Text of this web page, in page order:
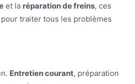
et la réparation de freins, ces
traiter tous les problèmes
Entretien courant, préparation